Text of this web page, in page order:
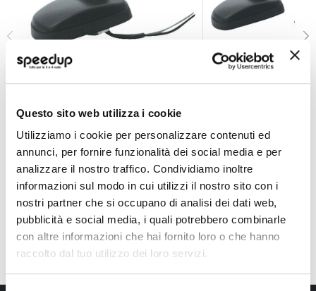
Questo sito web utilizza i cookie
Utilizziamo i cookie per personalizzare contenuti ed
annunci, per fornire funzionalità dei social media e per
analizzare il nostro traffico. Condividiamo inoltre
informazioni sul modo in cui utilizzi il nostro sito con i
nostri partner che si occupano di analisi dei dati web,
pubblicità e social media, i quali potrebbero combinarle
con altre informazioni che hai fornito loro o che hanno
raccolto dal tuo utilizzo dei loro servizi.
Antenna Pinna - PHONOCAR
PHONOCAR
speciale
43,15 € -15%
Spedizione gratuita!
Antenna Pinna -
speciale
56,80 € -14%
Spedizione gratuita!